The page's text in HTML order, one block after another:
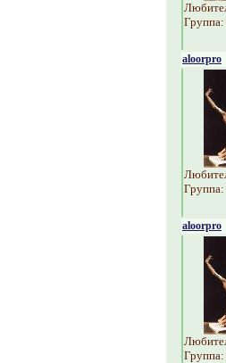
Группа:
aloorpro
Группа:
aloorpro
Группа: